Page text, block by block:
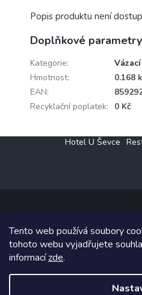
Tento web používá soubory
tohoto webu vyjadřujete
informacízde.
Popis produktu není
Doplňkové parametry
Kategorie:
Hmotnost:
0.168
EAN:
Recyklační poplatek: 0 Kč
Hotel U Ševce
Copyright 2026Elektro Klesný
Grafický návrh vytvořil a na